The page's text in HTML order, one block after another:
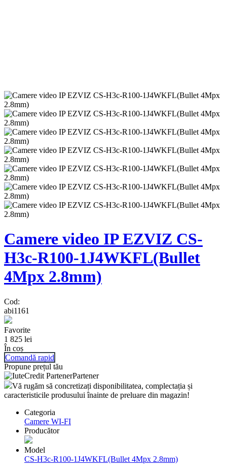
Camere video IP EZVIZ CS-
H3c-R100-1J4WKFL(Bullet
4Mpx 2.8mm)
Cod:
abi1161
Favorite
1 825 lei
În coș
Comandă rapid
Propune prețul tău
Partener
Vă rugăm să concretizați disponibilitatea, complectația și
caracteristicile produsului înainte de preluare din magazin!
Categoria
Camere WI-FI
Producător
Model
CS-H3c-R100-1J4WKFL(Bullet 4Mpx 2.8mm)